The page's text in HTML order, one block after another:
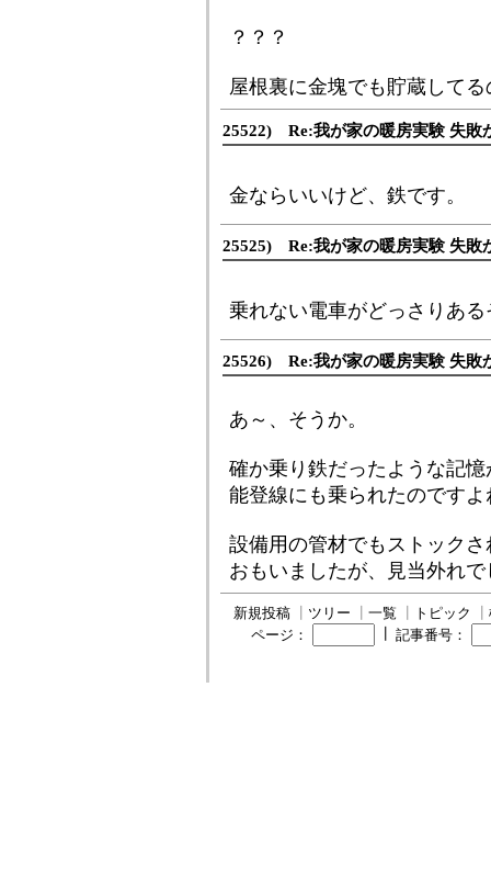
？？？
屋根裏に金塊でも貯蔵して
25522) Re:我が家の暖房実験 失敗
金ならいいけど、鉄です。
25525) Re:我が家の暖房実験 失敗
乗れない電車がどっさりあ
25526) Re:我が家の暖房実験 失敗
あ～、そうか。
確か乗り鉄だったような記
能登線にも乗られたのですよ
設備用の管材でもストック
おもいましたが、見当外れで
新規投稿 ツリー 一覧 トピック
ページ：
記事番号：